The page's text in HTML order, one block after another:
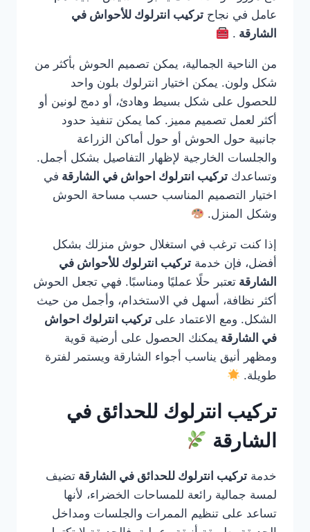
عامل في نجاح تركيب انترلوك للأحواش في
الشارقة .
من الناحية الجمالية، يمكن تصميم الحوش بأكثر من
شكل ولون. يمكن اختيار انترلوك بلون واحد
للحصول على شكل بسيط وهادئ، أو دمج لونين أو
أكثر لعمل تصميم مميز. كما يمكن تنفيذ حدود
جانبية حول الحوش أو حول أماكن الزراعة
والجلسات الخارجية لإظهار التفاصيل بشكل أجمل.
وتساعدك تركيب انترلوك احواش في الشارقة في
اختيار التصميم المناسب حسب مساحة الحوش
وشكل المنزل.
إذا كنت ترغب في استغلال حوش منزلك بشكل
أفضل، فإن خدمة تركيب انترلوك للأحواش في
الشارقة تعتبر حلًا عمليًا ومناسبًا. فهي تجعل الحوش
أكثر نظافة، أسهل في الاستخدام، وأجمل من حيث
الشكل. ومع الاعتماد على تركيب انترلوك احواش
في الشارقة يمكنك الحصول على أرضية قوية
ومظهر أنيق يناسب أجواء الشارقة ويستمر لفترة
طويلة.
تركيب انترلوك للحدائق في
الشارقة
خدمة تركيب انترلوك للحدائق في الشارقة تضيف
لمسة جمالية رائعة للمساحات الخضراء، لأنها
تساعد على تنظيم الممرات والجلسات ومداخل